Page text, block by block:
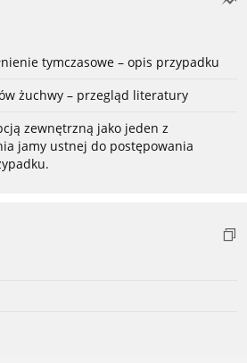
tymczasowe – opis przypadku
żuchwy – przegląd literatury
zewnętrzną jako jeden z
jamy ustnej do postępowania